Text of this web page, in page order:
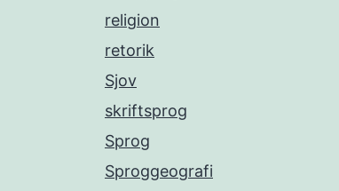
religion
retorik
Sjov
skriftsprog
Sprog
Sproggeografi